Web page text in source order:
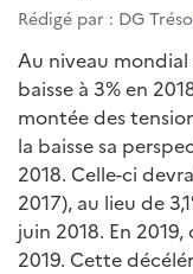
Rédigé par : DG
Au niveau mondial
baisse à 3% en
montée des
la baisse sa
2018. Celle-ci
2017), au lieu de
juin 2018. En
2019. Cette